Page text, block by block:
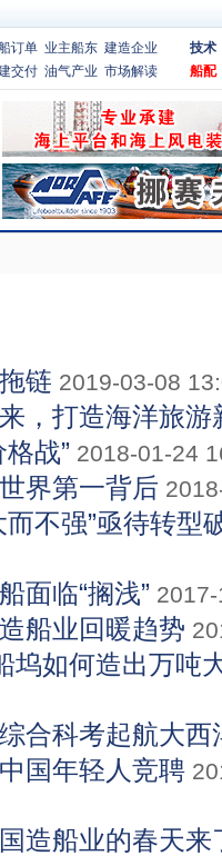
订单 业主船东 建造企业
交付 油气产业 市场解读
技术
船配
链 2019-03-08
，打造海洋旅游
战” 2018-01-24
界第一背后
不强”亟待转型
面临“搁浅”
船业回暖趋势
坞如何造出万吨
合科考起航大西
国年轻人竞聘
造船业的春天来